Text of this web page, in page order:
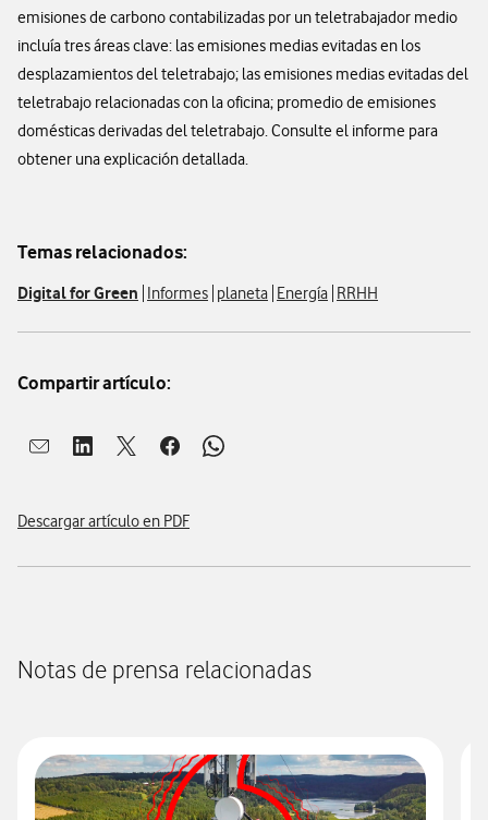
emisiones de carbono contabilizadas por un teletrabajador medio
incluía tres áreas clave: las emisiones medias evitadas en los
desplazamientos del teletrabajo; las emisiones medias evitadas del
teletrabajo relacionadas con la oficina; promedio de emisiones
domésticas derivadas del teletrabajo. Consulte el informe para
obtener una explicación detallada.
Temas relacionados:
Digital for Green Informes planeta Energía RRHH
Compartir artículo:
Abrir ventana para compartir en mail
Abrir ventana para compartir en linkedin
Abrir ventana para compartir en twitter
Abrir ventana para compartir en facebook
Abrir ventana para compartir en
Descargar artículo en PDF
Notas de prensa relacionadas